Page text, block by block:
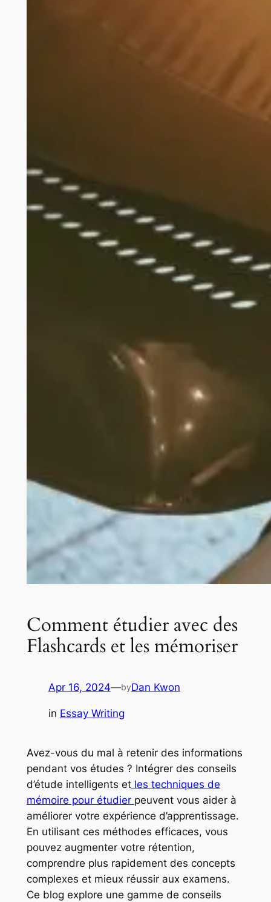
Comment étudier avec des
Flashcards et les mémoriser
Apr 16, 2024—byDan Kwon
in Essay Writing
Avez-vous du mal à retenir des informations
pendant vos études ? Intégrer des conseils
d’étude intelligents etles techniques de
mémoire pour étudier peuvent vous aider à
améliorer votre expérience d’apprentissage.
En utilisant ces méthodes efficaces, vous
pouvez augmenter votre rétention,
comprendre plus rapidement des concepts
complexes et mieux réussir aux examens.
Ce blog explore une gamme de conseils